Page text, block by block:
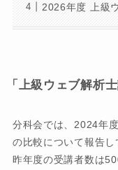
2026年度 上級
「上級ウェブ解析
分科会では、2024年
の比較について報告
昨年度の受講者数は